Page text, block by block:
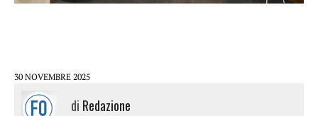
30 NOVEMBRE 2025
di Redazione